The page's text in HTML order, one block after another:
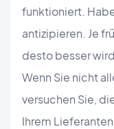
funktioniert.
antizipieren. Je
desto besser
Wenn Sie nicht
versuchen Sie,
Ihrem